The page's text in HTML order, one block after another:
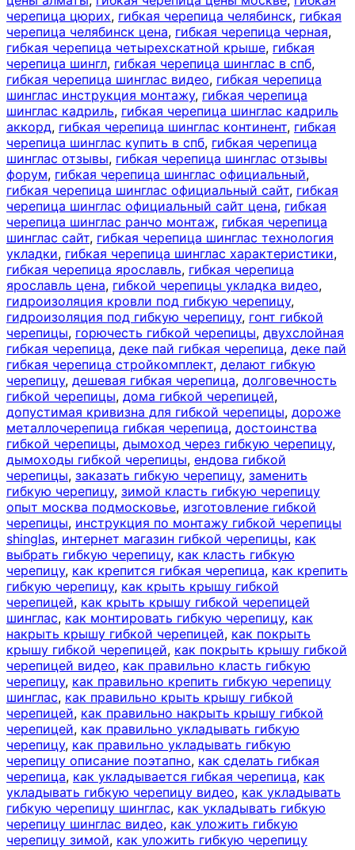
черепица цюрих, гибкая черепица челябинск, гибкая
черепица челябинск цена, гибкая черепица черная,
гибкая черепица четырехскатной крыше, гибкая
черепица шингл, гибкая черепица шинглас в спб,
гибкая черепица шинглас видео, гибкая черепица
шинглас инструкция монтажу, гибкая черепица
шинглас кадриль, гибкая черепица шинглас кадриль
аккорд, гибкая черепица шинглас континент, гибкая
черепица шинглас купить в спб, гибкая черепица
шинглас отзывы, гибкая черепица шинглас отзывы
форум, гибкая черепица шинглас официальный,
гибкая черепица шинглас официальный сайт, гибкая
черепица шинглас официальный сайт цена, гибкая
черепица шинглас ранчо монтаж, гибкая черепица
шинглас сайт, гибкая черепица шинглас технология
укладки, гибкая черепица шинглас характеристики,
гибкая черепица ярославль, гибкая черепица
ярославль цена, гибкой черепицы укладка видео,
гидроизоляция кровли под гибкую черепицу,
гидроизоляция под гибкую черепицу, гонт гибкой
черепицы, горючесть гибкой черепицы, двухслойная
гибкая черепица, деке пай гибкая черепица, деке пай
гибкая черепица стройкомплект, делают гибкую
черепицу, дешевая гибкая черепица, долговечность
гибкой черепицы, дома гибкой черепицей,
допустимая кривизна для гибкой черепицы, дороже
металлочерепица гибкая черепица, достоинства
гибкой черепицы, дымоход через гибкую черепицу,
дымоходы гибкой черепицы, ендова гибкой
черепицы, заказать гибкую черепицу, заменить
гибкую черепицу, зимой класть гибкую черепицу
опыт москва подмосковье, изготовление гибкой
черепицы, инструкция по монтажу гибкой черепицы
shinglas, интернет магазин гибкой черепицы, как
выбрать гибкую черепицу, как класть гибкую
черепицу, как крепится гибкая черепица, как крепить
гибкую черепицу, как крыть крышу гибкой
черепицей, как крыть крышу гибкой черепицей
шинглас, как монтировать гибкую черепицу, как
накрыть крышу гибкой черепицей, как покрыть
крышу гибкой черепицей, как покрыть крышу гибкой
черепицей видео, как правильно класть гибкую
черепицу, как правильно крепить гибкую черепицу
шинглас, как правильно крыть крышу гибкой
черепицей, как правильно накрыть крышу гибкой
черепицей, как правильно укладывать гибкую
черепицу, как правильно укладывать гибкую
черепицу описание поэтапно, как сделать гибкая
черепица, как укладывается гибкая черепица, как
укладывать гибкую черепицу видео, как укладывать
гибкую черепицу шинглас, как укладывать гибкую
черепицу шинглас видео, как уложить гибкую
черепицу зимой, как уложить гибкую черепицу